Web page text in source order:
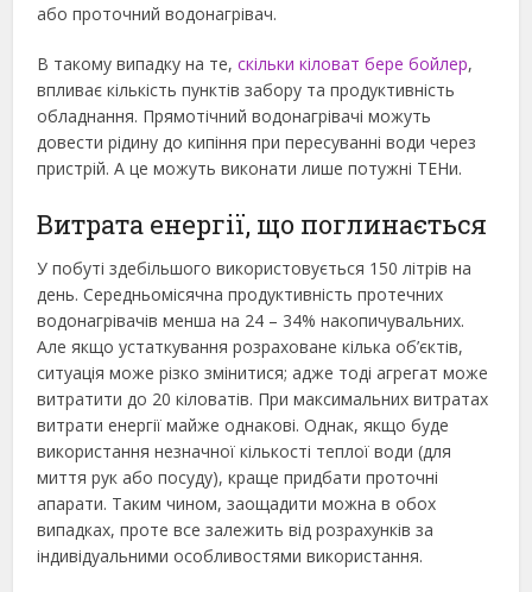
або проточний водонагрівач.
В такому випадку на те,скільки кіловат бере бойлер,
впливає кількість пунктів забору та продуктивність
обладнання. Прямотічний водонагрівачі можуть
довести рідину до кипіння при пересуванні води через
пристрій. А це можуть виконати лише потужні ТЕНи.
Витрата енергії, що поглинається
У побуті здебільшого використовується 150 літрів на
день. Середньомісячна продуктивність протечних
водонагрівачів менша на 24 – 34% накопичувальних.
Але якщо устаткування розраховане кілька об’єктів,
ситуація може різко змінитися; адже тоді агрегат може
витратити до 20 кіловатів. При максимальних витратах
витрати енергії майже однакові. Однак, якщо буде
використання незначної кількості теплої води (для
миття рук або посуду), краще придбати проточні
апарати. Таким чином, заощадити можна в обох
випадках, проте все залежить від розрахунків за
індивідуальними особливостями використання.